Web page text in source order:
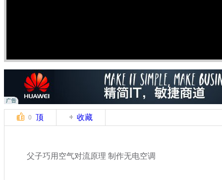
0 顶 收藏
父子巧用空气对流原理 制作无电空调